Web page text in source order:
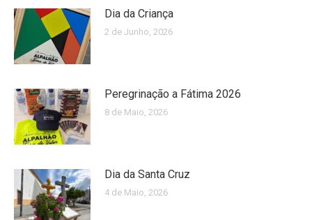
Dia da Criança
2 de Junho, 2026
Peregrinação a Fátima 2026
8 de Maio, 2026
Dia da Santa Cruz
4 de Maio, 2026